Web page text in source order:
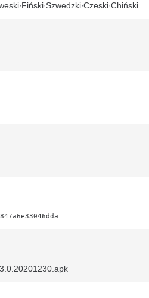
Fiński Szwedzki Czeski Chiński